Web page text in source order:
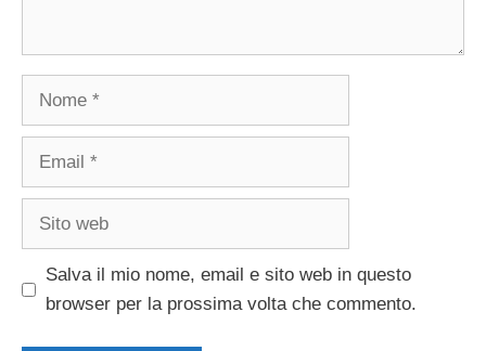
Nome
Email
Sito
Salva il mio nome, email e sito web in questo
browser per la prossima volta che commento.